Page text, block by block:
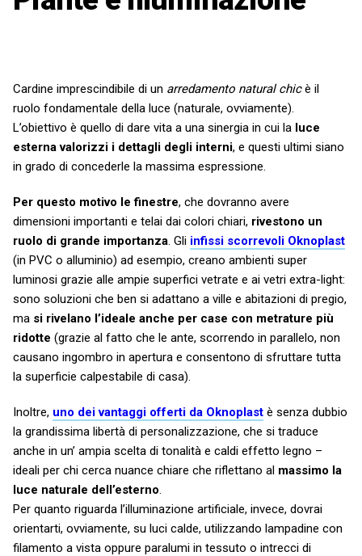
Cardine imprescindibile di un arredamento natural chicè il
ruolo fondamentale della luce (naturale, ovviamente).
L’obiettivo è quello di dare vita a una sinergia in cui la luce
esterna valorizzi i dettagli degli interni, e questi ultimi siano
in grado di concederle la massima espressione.
Per questo motivo le finestre, che dovranno avere
dimensioni importanti e telai dai colori chiari, rivestono un
ruolo di grande importanza. Gli infissi scorrevoli Oknoplast
(in PVC o alluminio) ad esempio, creano ambienti super
luminosi grazie alle ampie superfici vetrate e ai vetri extra-light:
sono soluzioni che ben si adattano a ville e abitazioni di pregio,
ma si rivelano l’ideale anche per case con metrature più
ridotte (grazie al fatto che le ante, scorrendo in parallelo, non
causano ingombro in apertura e consentono di sfruttare tutta
la superficie calpestabile di casa).
Inoltre, uno dei vantaggi offerti da Oknoplast è senza dubbio
la grandissima libertà di personalizzazione, che si traduce
anche in un’ ampia scelta di tonalità e caldi effetto legno –
ideali per chi cerca nuance chiare che riflettano al massimo la
luce naturale dell’esterno.
Per quanto riguarda l’illuminazione artificiale, invece, dovrai
orientarti, ovviamente, su luci calde, utilizzando lampadine con
filamento a vista oppure paralumi in tessuto o intrecci di